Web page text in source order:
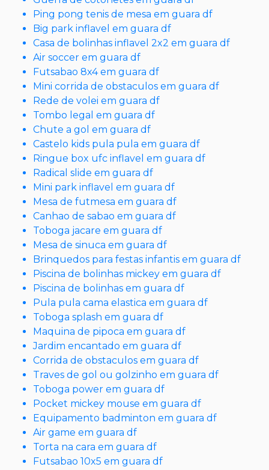
Ping pong tenis de mesa em guara df
Big park inflavel em guara df
Casa de bolinhas inflavel 2x2 em guara df
Air soccer em guara df
Futsabao 8x4 em guara df
Mini corrida de obstaculos em guara df
Rede de volei em guara df
Tombo legal em guara df
Chute a gol em guara df
Castelo kids pula pula em guara df
Ringue box ufc inflavel em guara df
Radical slide em guara df
Mini park inflavel em guara df
Mesa de futmesa em guara df
Canhao de sabao em guara df
Toboga jacare em guara df
Mesa de sinuca em guara df
Brinquedos para festas infantis em guara df
Piscina de bolinhas mickey em guara df
Piscina de bolinhas em guara df
Pula pula cama elastica em guara df
Toboga splash em guara df
Maquina de pipoca em guara df
Jardim encantado em guara df
Corrida de obstaculos em guara df
Traves de gol ou golzinho em guara df
Toboga power em guara df
Pocket mickey mouse em guara df
Equipamento badminton em guara df
Air game em guara df
Torta na cara em guara df
Futsabao 10x5 em guara df